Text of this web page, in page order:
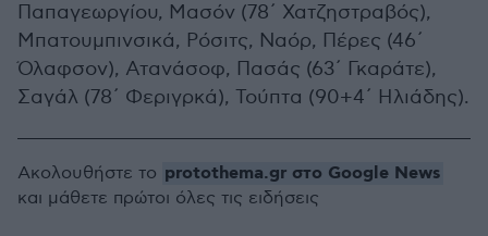
Παπαγεωργίου, Μασόν (78΄ Χατζηστραβός),
Μπατουμπινσικά, Ρόσιτς, Ναόρ, Πέρες (46΄
Όλαφσον), Ατανάσοφ, Πασάς (63΄ Γκαράτε),
Σαγάλ (78΄ Φεριγρκά), Τούπτα (90+4΄ Ηλιάδης).
Ακολουθήστε το protothema.gr στο Google News
και μάθετε πρώτοι όλες τις ειδήσεις